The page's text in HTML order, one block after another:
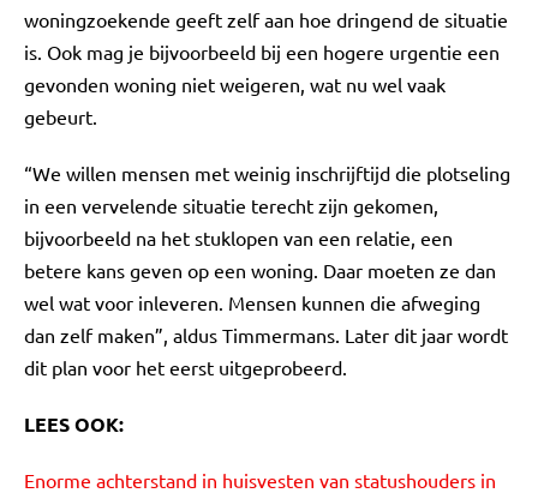
woningzoekende geeft zelf aan hoe dringend de situatie
is. Ook mag je bijvoorbeeld bij een hogere urgentie een
gevonden woning niet weigeren, wat nu wel vaak
gebeurt.
“We willen mensen met weinig inschrijftijd die plotseling
in een vervelende situatie terecht zijn gekomen,
bijvoorbeeld na het stuklopen van een relatie, een
betere kans geven op een woning. Daar moeten ze dan
wel wat voor inleveren. Mensen kunnen die afweging
dan zelf maken”, aldus Timmermans. Later dit jaar wordt
dit plan voor het eerst uitgeprobeerd.
LEES OOK:
Enorme achterstand in huisvesten van statushouders in